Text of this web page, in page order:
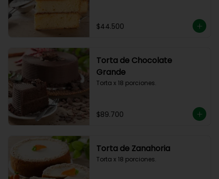
$44.500
Torta de Chocolate
Grande
Torta x 18 porciones.
$89.700
Torta de Zanahoria
Torta x 18 porciones.